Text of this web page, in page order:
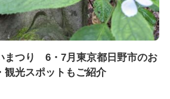
まつり 6・7月東京都日野市のお
光スポットもご紹介